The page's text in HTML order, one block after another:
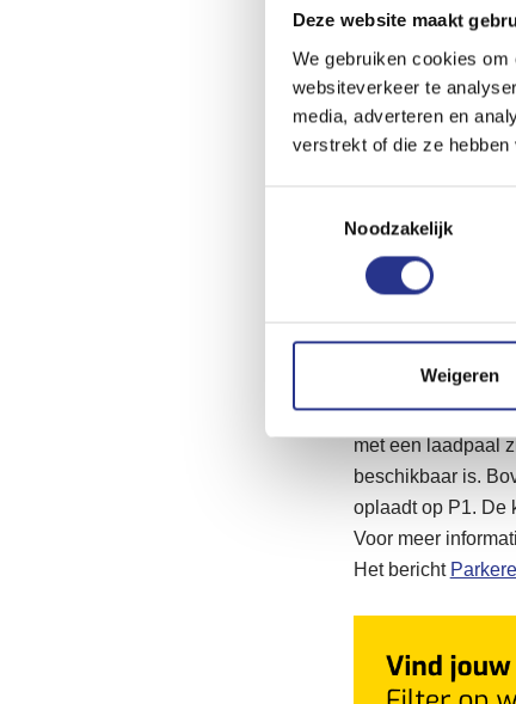
Deze website maakt
We gebruiken cookies
websiteverkeer te
media, adverteren en
verstrekt of die ze
Noodzakelijk
Weigeren
zelf de auto weg
Een andere vorm
van lang
minuten. Deze
je hoeft te doen is
Airport. Er staat
wanneer je terug
weer snel naar
Parkeren
Ben je in het bezit
met een laadpaal
beschikbaar is.
oplaadt op P1. De
Voor meer
Het bericht